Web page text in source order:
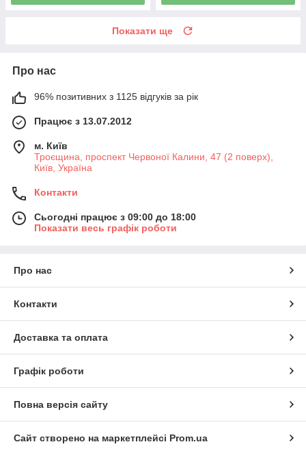
Показати ще
Про нас
96% позитивних з 1125 відгуків за рік
Працює з 13.07.2012
м. Київ
Троєщина, проспект Червоної Калини, 47 (2 поверх),
Київ, Україна
Контакти
Сьогодні працює з 09:00 до 18:00
Показати весь графік роботи
Про нас
Контакти
Доставка та оплата
Графік роботи
Повна версія сайту
Сайт створено на маркетплейсі Prom.ua